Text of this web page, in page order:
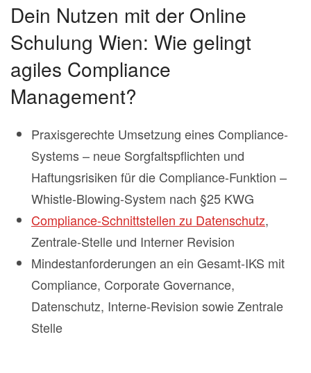
Dein Nutzen mit der Online
Schulung Wien: Wie gelingt
agiles Compliance
Management?
Praxisgerechte Umsetzung eines Compliance-
Systems – neue Sorgfaltspflichten und
Haftungsrisiken für die Compliance-Funktion –
Whistle-Blowing-System nach §25 KWG
Compliance-Schnittstellen zu Datenschutz,
Zentrale-Stelle und Interner Revision
Mindestanforderungen an ein Gesamt-IKS mit
Compliance, Corporate Governance,
Datenschutz, Interne-Revision sowie Zentrale
Stelle